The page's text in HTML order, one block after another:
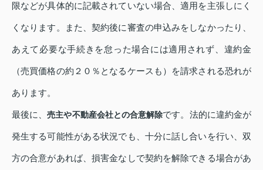
限などが具体的に記載されていない場合、適用を主張しにく
くなります。また、契約後に審査の申込みをしなかったり、
あえて必要な手続きを怠った場合には適用されず、違約金
（売買価格の約２０％となるケースも）を請求される恐れが
あります。
最後に、売主や不動産会社との合意解除です。法的に違約金が
発生する可能性がある状況でも、十分に話し合いを行い、双
方の合意があれば、損害金なしで契約を解除できる場合があ